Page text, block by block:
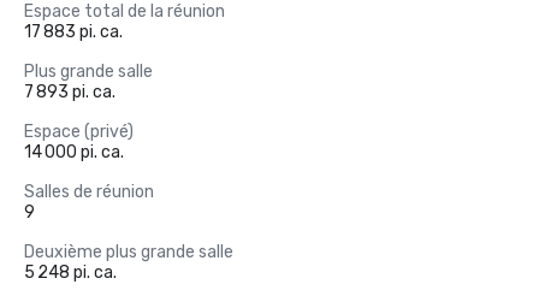
Espace total de la réunion
17 883 pi. ca.
Plus grande salle
7 893 pi. ca.
Espace (privé)
14 000 pi. ca.
Salles de réunion
9
Deuxième plus grande salle
5 248 pi. ca.